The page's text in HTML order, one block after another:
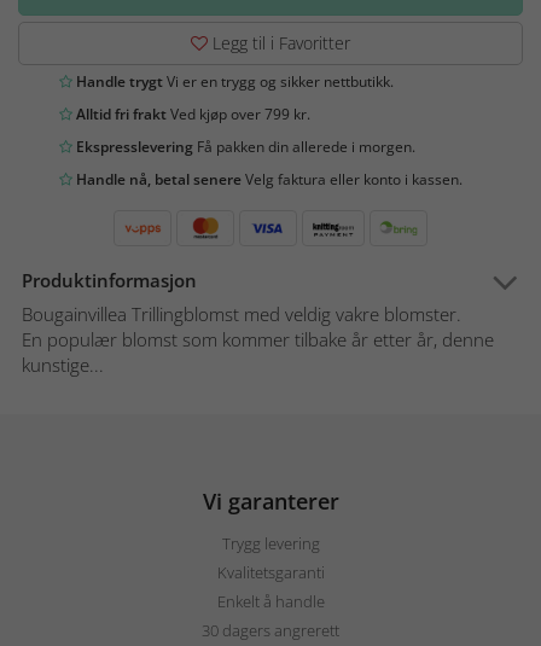
Legg til i Favoritter
Handle trygtVi er en trygg og sikker nettbutikk.
Alltid fri fraktVed kjøp over 799 kr.
Ekspresslevering Få pakken din allerede i morgen.
Handle nå, betal senereVelg faktura eller konto i kassen.
Produktinformasjon
Bougainvillea Trillingblomst med veldig vakre blomster.
En populær blomst som kommer tilbake år etter år, denne
kunstige...
Vi garanterer
Trygg levering
Kvalitetsgaranti
Enkelt å handle
30 dagers angrerett